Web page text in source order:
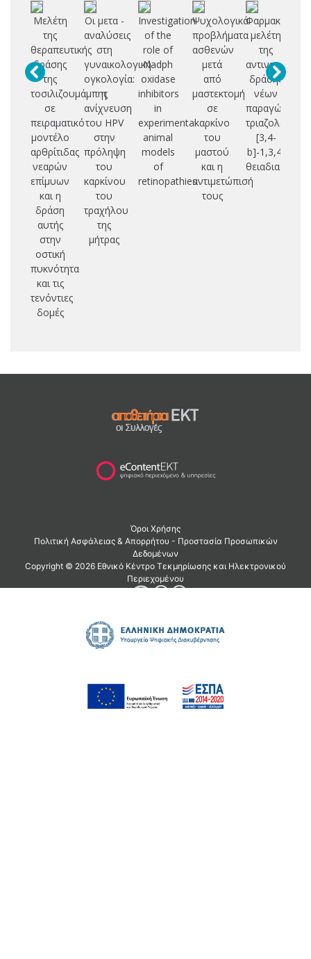
Μελέτη
της
θεραπευτικής
δράσης
της
τοσιλιζουμάμπης
σε
πειραματικό
μοντέλο
αρθρίτιδας
νεαρών
επίμυων
και η
δράση
αυτής
στην
οστική
πυκνότητα
και τις
τενόντιες
δομές
Οι μετα -
αναλύσεις
στη
γυναικολογική
ογκολογία:
η
ανίχνευση
του HPV
στην
πρόληψη
του
καρκίνου
του
τραχήλου
της
μήτρας
Investigation
of the
role of
Nadph
oxidase
inhibitors
in
experimental
animal
models
of
retinopathies
Ψυχολογικά
προβλήματα
ασθενών
μετά
από
μαστεκτομή
σε
καρκίνο
του
μαστού
και η
αντιμετώπισή
τους
μελέτη
της
δράσης
νέων
παραγώγων
τριαζολο-
[3,4-
b]-1,3,4-